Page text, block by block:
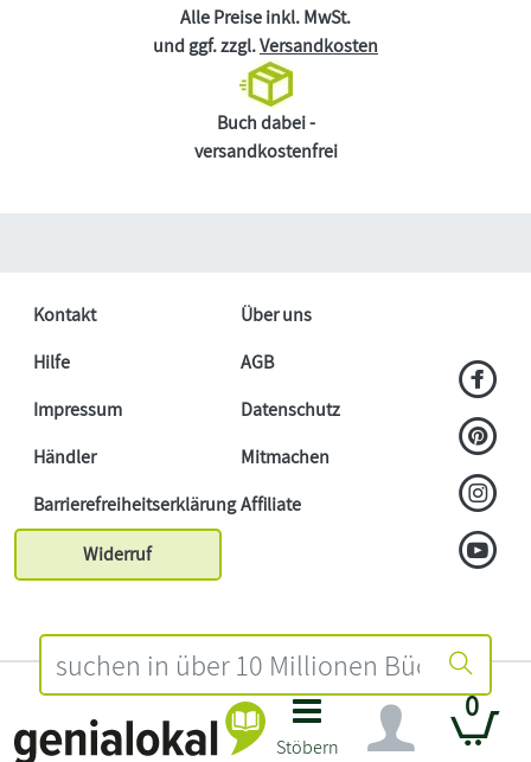
Stöbern
0
Alle Preise inkl. MwSt.
und ggf. zzgl.Versandkosten
Buch dabei -
versandkostenfrei
Kontakt
Über uns
Hilfe
AGB
Impressum
Datenschutz
Händler
Mitmachen
BarrierefreiheitserklärungAffiliate
Widerruf